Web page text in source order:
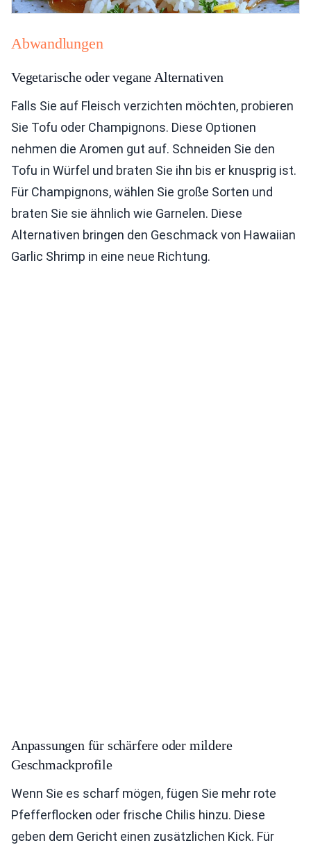
Abwandlungen
Vegetarische oder vegane Alternativen
Falls Sie auf Fleisch verzichten möchten, probieren
Sie Tofu oder Champignons. Diese Optionen
nehmen die Aromen gut auf. Schneiden Sie den
Tofu in Würfel und braten Sie ihn bis er knusprig ist.
Für Champignons, wählen Sie große Sorten und
braten Sie sie ähnlich wie Garnelen. Diese
Alternativen bringen den Geschmack von Hawaiian
Garlic Shrimp in eine neue Richtung.
Anpassungen für schärfere oder mildere
Geschmackprofile
Wenn Sie es scharf mögen, fügen Sie mehr rote
Pfefferflocken oder frische Chilis hinzu. Diese
geben dem Gericht einen zusätzlichen Kick. Für